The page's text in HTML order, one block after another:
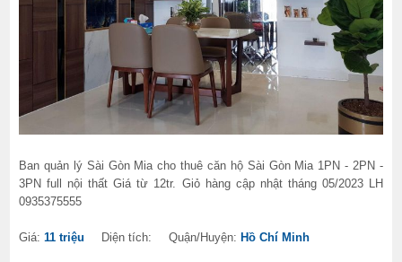
Ban quản lý Sài Gòn Mia cho thuê căn hộ Sài Gòn Mia 1PN - 2PN -
3PN full nội thất Giá từ 12tr. Giỏ hàng cập nhật tháng 05/2023 LH
0935375555
Giá:11 triệu Diện tích: Quận/Huyện: Hồ Chí Minh